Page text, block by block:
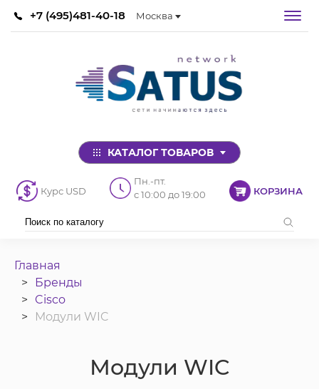
+7 (495)481-40-18 Москва
КАТАЛОГ ТОВАРОВ
Курс USD
Пн.-пт.
с 10:00 до 19:00
КОРЗИНА
Главная
Бренды
Cisco
Модули WIC
Модули WIC